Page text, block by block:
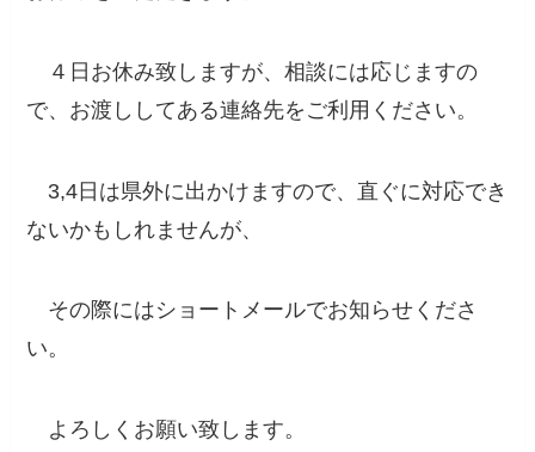
４日お休み致しますが、相談には応じますの
で、お渡ししてある連絡先をご利用ください。
3,4日は県外に出かけますので、直ぐに対応でき
ないかもしれませんが、
その際にはショートメールでお知らせくださ
い。
よろしくお願い致します。